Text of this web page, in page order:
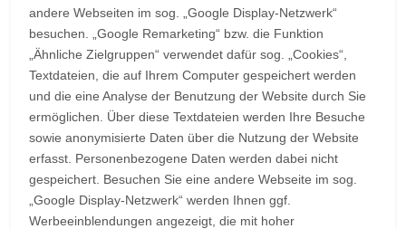
andere Webseiten im sog. „Google Display-Netzwerk“
besuchen. „Google Remarketing“ bzw. die Funktion
„Ähnliche Zielgruppen“ verwendet dafür sog. „Cookies“,
Textdateien, die auf Ihrem Computer gespeichert werden
und die eine Analyse der Benutzung der Website durch Sie
ermöglichen. Über diese Textdateien werden Ihre Besuche
sowie anonymisierte Daten über die Nutzung der Website
erfasst. Personenbezogene Daten werden dabei nicht
gespeichert. Besuchen Sie eine andere Webseite im sog.
„Google Display-Netzwerk“ werden Ihnen ggf.
Werbeeinblendungen angezeigt, die mit hoher